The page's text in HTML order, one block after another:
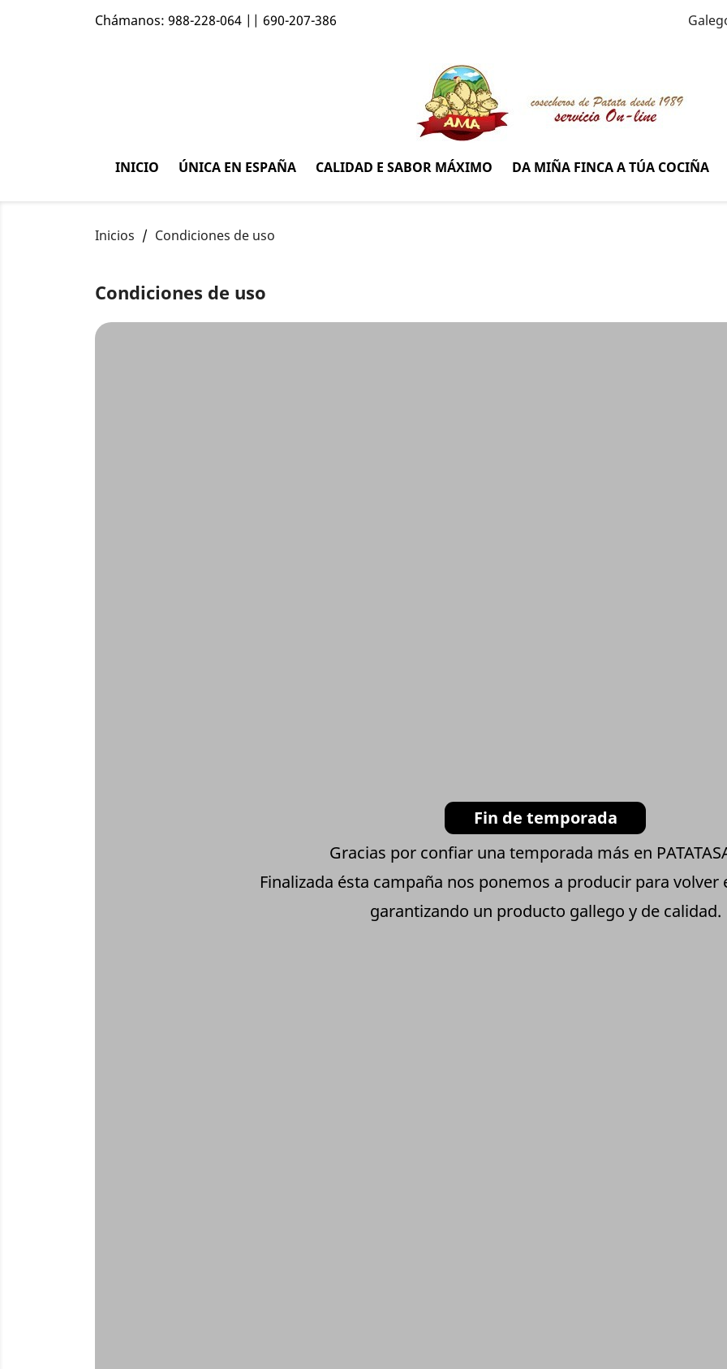
Chámanos: 988-228-064 || 690-207-386
INICIO ÚNICA EN ESPAÑA CALIDAD E SABOR MÁXIMO DA MIÑA FINCA A TÚA COCIÑA
Inicios Condiciones de uso
Condiciones de uso
Fin de temporada
Gracias por confiar una temporada más en
Finalizada ésta campaña nos ponemos a producir para volver
garantizando un producto gallego y de calidad.